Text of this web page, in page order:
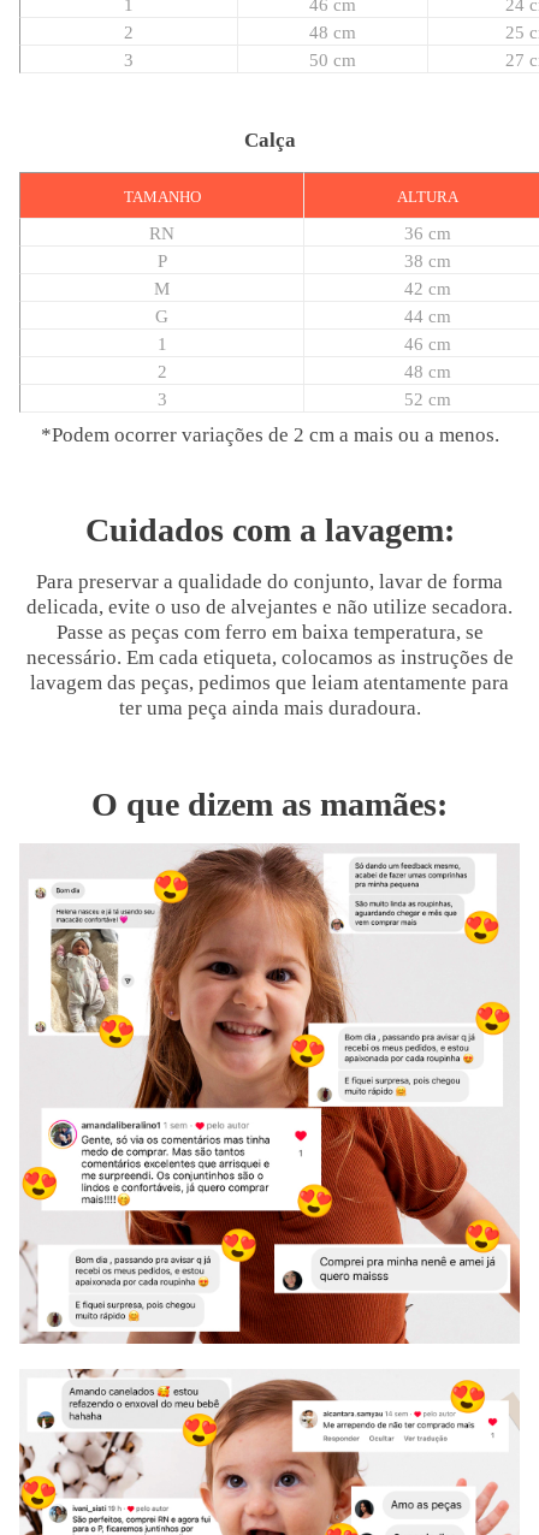
2
48 cm
25
3
50 cm 27
Calça
TAMANHO ALTURA
RN
36 cm
P
38 cm
M
42 cm
G
44 cm
1
46 cm
2
48 cm
3
52 cm
*Podem ocorrer variações de 2 cm a mais ou a menos.
Cuidados com a lavagem:
Para preservar a qualidade do conjunto, lavar de forma
delicada, evite o uso de alvejantes e não utilize secadora.
Passe as peças com ferro em baixa temperatura, se
necessário. Em cada etiqueta, colocamos as instruções de
lavagem das peças, pedimos que leiam atentamente para
ter uma peça ainda mais duradoura.
O que dizem as mamães: